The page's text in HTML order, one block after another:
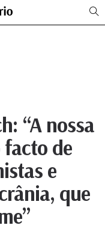
“A nossa
facto de
e
que